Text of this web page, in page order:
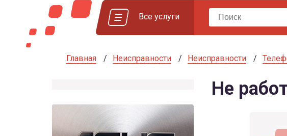
Все услуги
Главная Неисправности Неисправности
Не